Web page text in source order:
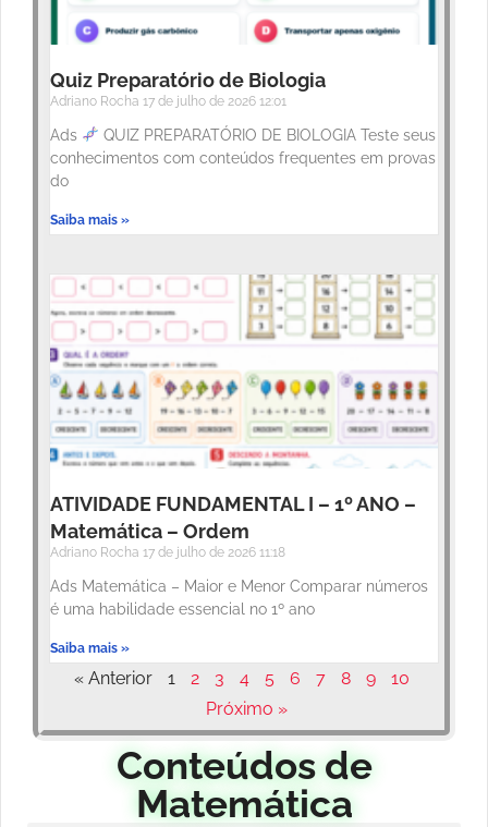
Quiz Preparatório de Biologia
Adriano Rocha 17 de julho de 2026 12:01
Ads
QUIZ PREPARATÓRIO DE BIOLOGIA Teste seus
conhecimentos com conteúdos frequentes em provas
do
Saiba mais »
ATIVIDADE FUNDAMENTAL I – 1º ANO –
Matemática – Ordem
Adriano Rocha 17 de julho de 2026 11:18
Ads Matemática – Maior e Menor Comparar números
é uma habilidade essencial no 1º ano
Saiba mais »
« Anterior 1 2 3 4 5 6 7 8 9
10
Próximo »
Conteúdos de
Matemática